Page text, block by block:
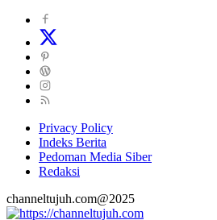
Privacy Policy
Indeks Berita
Pedoman Media Siber
Redaksi
channeltujuh.com@2025